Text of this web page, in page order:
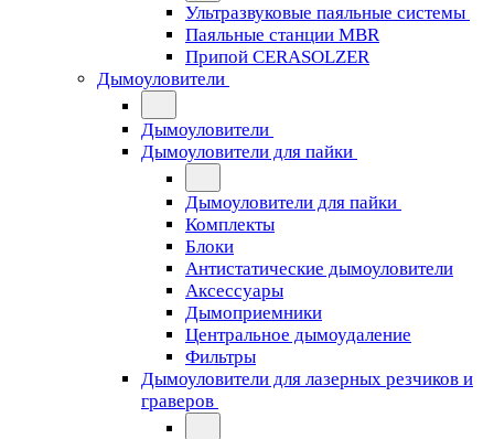
Ультразвуковые паяльные системы
Паяльные станции MBR
Припой CERASOLZER
Дымоуловители
Дымоуловители
Дымоуловители для пайки
Дымоуловители для пайки
Комплекты
Блоки
Антистатические дымоуловители
Аксессуары
Дымоприемники
Центральное дымоудаление
Фильтры
Дымоуловители для лазерных резчиков и
граверов